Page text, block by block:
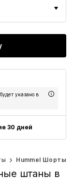
указано в
30 дней
Hummel Шорты
штаны в